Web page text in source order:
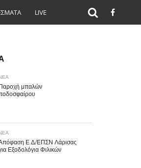
LIVE
μπαλών
Ε.Δ/ΕΠΣΝ Λάρισας
Εξοδολόγια Φιλικών